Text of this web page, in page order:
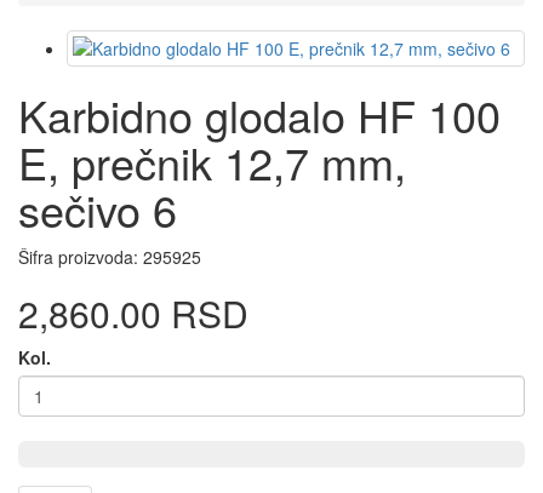
Karbidno glodalo HF 100
E, prečnik 12,7 mm,
sečivo 6
Šifra proizvoda: 295925
2,860.00 RSD
Kol.